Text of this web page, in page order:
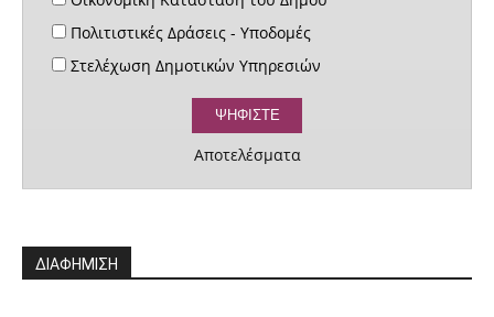
Πολιτιστικές Δράσεις - Υποδομές
Στελέχωση Δημοτικών Υπηρεσιών
Αποτελέσματα
ΔΙΑΦΗΜΙΣΗ